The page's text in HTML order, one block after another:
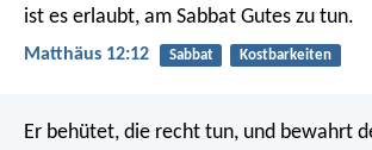
ist es erlaubt, am Sabbat Gutes zu tun.
Matthäus 12:12 Sabbat Kostbarkeiten
Er behütet, die recht tun, und bewahrt